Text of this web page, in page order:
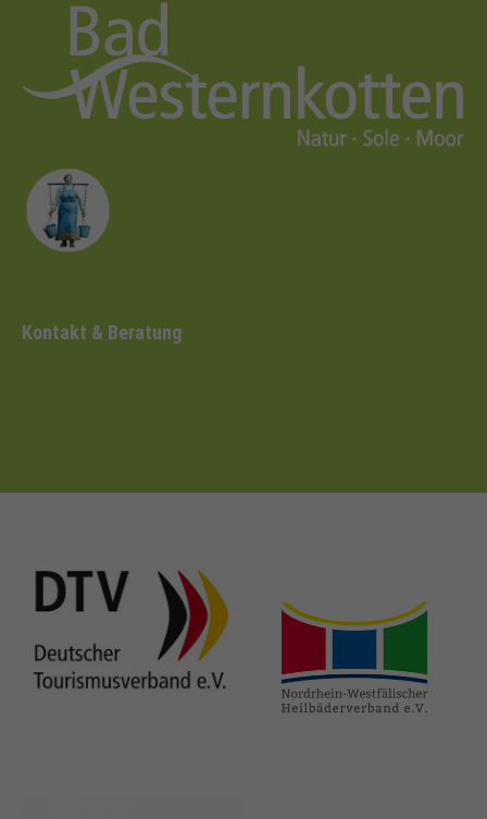
Kontakt & Beratung
deutschertou
rismusverban
d.de
heilbaeder.de